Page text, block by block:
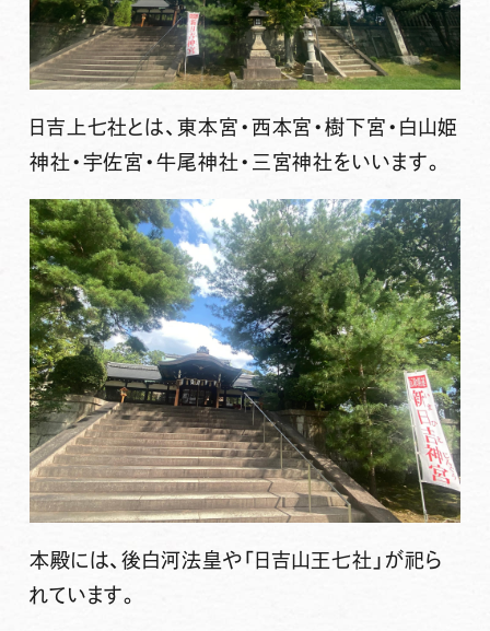
日吉上七社とは、東本宮・西本宮・樹下宮・白山姫
神社・宇佐宮・牛尾神社・三宮神社をいいます。
本殿には、後白河法皇や「日吉山王七社」が祀ら
れています。